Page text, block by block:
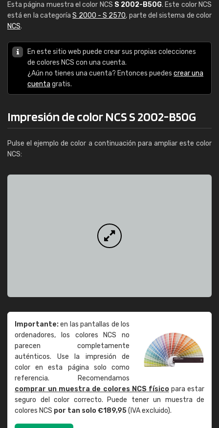
Esta página muestra el color NCS S 2002-B50G. Este color NCS
está en la categoríaS 2000 - S 2570, parte del sistema de color
NCS.
En este sitio web puede crear sus propias colecciones
de colores NCS con una cuenta.
¿Aún no tienes una cuenta? Entonces puedes crear una
cuenta gratis.
Impresión de color NCS S 2002-B50G
Pulse el ejemplo de color a continuación para ampliar este color
NCS:
Importante:en las pantallas de los
ordenadores, los colores NCS no
parecen completamente
auténticos. Use la impresión de
color en esta página solo como
referencia. Recomendamos
comprar un muestra de colores NCS físicopara estar
seguro del color correcto. Puede tener un muestra de
colores NCS por tan solo €189,95(IVA excluido).